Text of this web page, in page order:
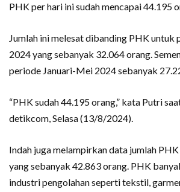
PHK per hari ini sudah mencapai 44.195
Jumlah ini melesat dibanding PHK untuk
2024 yang sebanyak 32.064 orang.
periode Januari-Mei 2024 sebanyak
“PHK sudah 44.195 orang,” kata Putri
detikcom, Selasa (13/8/2024).
Indah juga melampirkan data jumlah
yang sebanyak 42.863 orang. PHK
industri pengolahan seperti tekstil,